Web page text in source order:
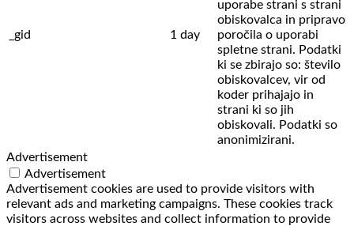
_gid 1 day
uporabe strani s strani
obiskovalca in pripravo
poročila o uporabi
spletne strani. Podatki
ki se zbirajo so: število
obiskovalcev, vir od
koder prihajajo in
strani ki so jih
obiskovali. Podatki so
anonimizirani.
Advertisement
Advertisement
Advertisement cookies are used to provide visitors with
relevant ads and marketing campaigns. These cookies track
visitors across websites and collect information to provide